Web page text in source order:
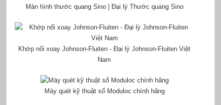
Màn hình thước quang Sino | Đại lý Thước quang Sino
Khớp nối xoay Johnson-Fluiten - Đại lý Johnson-Fluiten Việt
Nam
Máy quét kỹ thuật số Moduloc chính hãng